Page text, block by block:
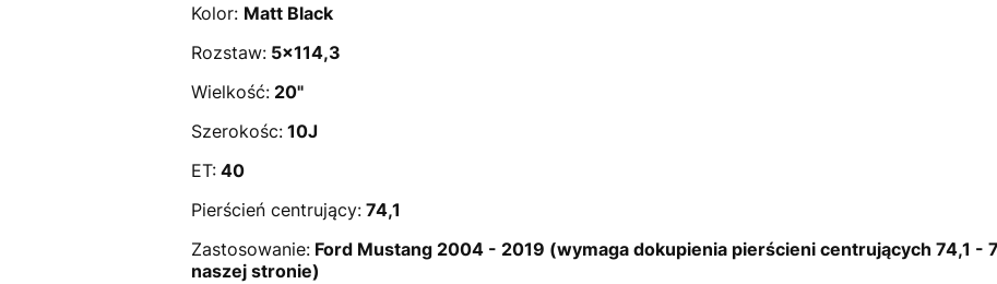
Kolor: Matt Black
Rozstaw:5x114,3
Wielkość:20"
Szerokośc:10J
ET:40
Pierścień centrujący:74,1
Zastosowanie:Ford Mustang 2004 - 2019 (wymaga dokupienia pierścieni centrujących 74,1 -
naszej stronie)